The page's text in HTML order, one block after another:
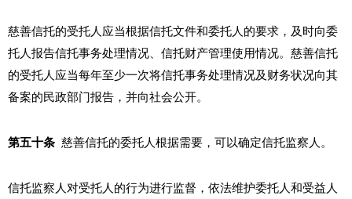
慈善信托的受托人应当根据信托文件和委托人的要求，及时向委
托人报告信托事务处理情况、信托财产管理使用情况。慈善信托
的受托人应当每年至少一次将信托事务处理情况及财务状况向其
备案的民政部门报告，并向社会公开。
第五十条 慈善信托的委托人根据需要，可以确定信托监察人。
信托监察人对受托人的行为进行监督，依法维护委托人和受益人